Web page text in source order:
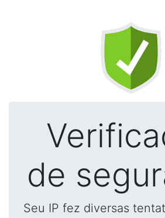
de
Seu IP fez diversas